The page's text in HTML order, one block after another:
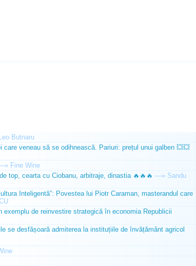
Leo Butnaru
veneau să se odihnească. Pariuri: prețul unui galben 💥💥
Fine Wine
top, cearta cu Ciobanu, arbitraje, dinastia 🔥🔥🔥 —» Sandu
Inteligentă”: Povestea lui Piotr Caraman, masterandul care
de reinvestire strategică în economia Republicii
se desfășoară admiterea la instituțiile de învățământ agricol